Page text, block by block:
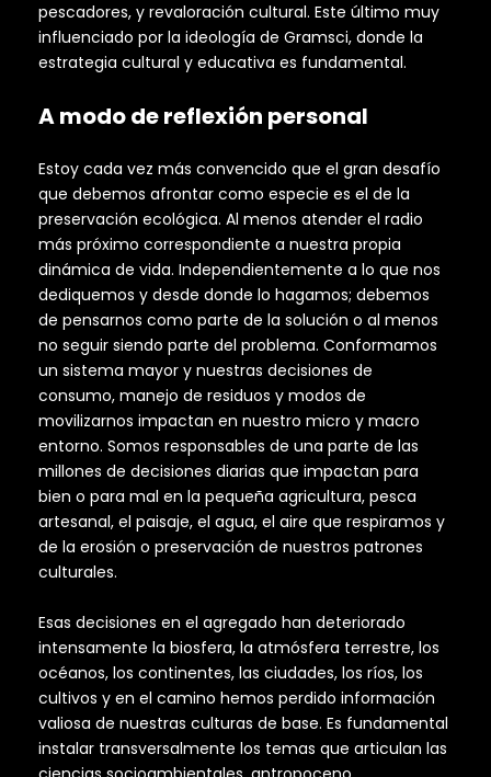
pescadores, y revaloración cultural. Este último muy
influenciado por la ideología de Gramsci, donde la
estrategia cultural y educativa es fundamental.
A modo de reflexión personal
Estoy cada vez más convencido que el gran desafío
que debemos afrontar como especie es el de la
preservación ecológica. Al menos atender el radio
más próximo correspondiente a nuestra propia
dinámica de vida. Independientemente a lo que nos
dediquemos y desde donde lo hagamos; debemos
de pensarnos como parte de la solución o al menos
no seguir siendo parte del problema. Conformamos
un sistema mayor y nuestras decisiones de
consumo, manejo de residuos y modos de
movilizarnos impactan en nuestro micro y macro
entorno. Somos responsables de una parte de las
millones de decisiones diarias que impactan para
bien o para mal en la pequeña agricultura, pesca
artesanal, el paisaje, el agua, el aire que respiramos y
de la erosión o preservación de nuestros patrones
culturales.
Esas decisiones en el agregado han deteriorado
intensamente la biosfera, la atmósfera terrestre, los
océanos, los continentes, las ciudades, los ríos, los
cultivos y en el camino hemos perdido información
valiosa de nuestras culturas de base. Es fundamental
instalar transversalmente los temas que articulan las